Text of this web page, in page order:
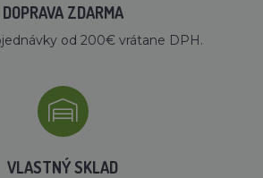
DOPRAVA ZDARMA
od 200€ vrátane DPH.
VLASTNÝ SKLAD